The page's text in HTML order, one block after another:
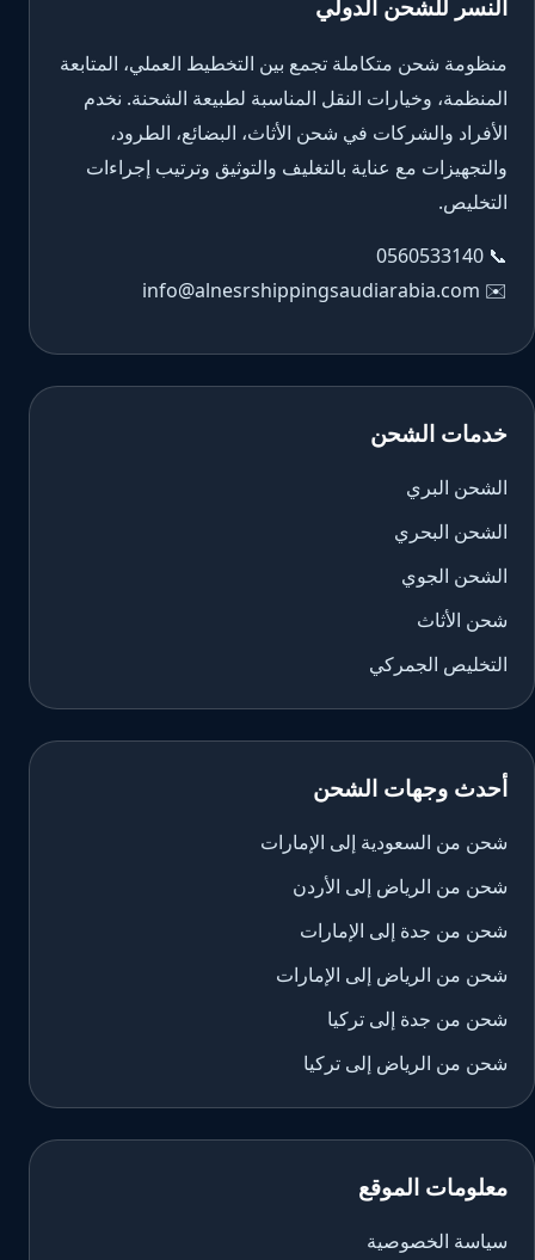
النسر للشحن الدولي
منظومة شحن متكاملة تجمع بين التخطيط العملي، المتابعة
المنظمة، وخيارات النقل المناسبة لطبيعة الشحنة. نخدم
الأفراد والشركات في شحن الأثاث، البضائع، الطرود،
والتجهيزات مع عناية بالتغليف والتوثيق وترتيب إجراءات
التخليص.
📞
0560533140
✉️
info@alnesrshippingsaudiarabia.com
خدمات الشحن
الشحن البري
الشحن البحري
الشحن الجوي
شحن الأثاث
التخليص الجمركي
أحدث وجهات الشحن
شحن من السعودية إلى الإمارات
شحن من الرياض إلى الأردن
شحن من جدة إلى الإمارات
شحن من الرياض إلى الإمارات
شحن من جدة إلى تركيا
شحن من الرياض إلى تركيا
معلومات الموقع
سياسة الخصوصية